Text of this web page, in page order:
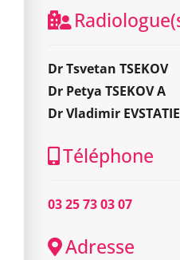
Dr Tsvetan TSEKOV
Dr Petya TSEKOV A
Dr Vladimir
Téléphone
03 25 73 03 07
Adresse